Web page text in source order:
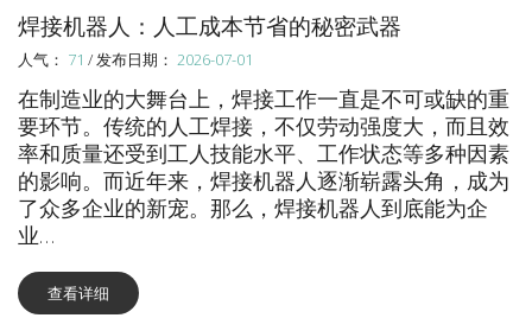
焊接机器人：人工成本节省的秘密武器
人气： 71 / 发布日期： 2026-07-01
在制造业的大舞台上，焊接工作一直是不可或缺的重
要环节。传统的人工焊接，不仅劳动强度大，而且效
率和质量还受到工人技能水平、工作状态等多种因素
的影响。而近年来，焊接机器人逐渐崭露头角，成为
了众多企业的新宠。那么，焊接机器人到底能为企
业…
查看详细